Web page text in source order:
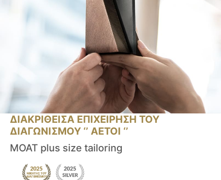
ΔΙΑΚΡΙΘΕΙΣΑ ΕΠΙΧΕΙΡΗΣΗ ΤΟΥ
ΔΙΑΓΩΝΙΣΜΟΥ ‘’ ΑΕΤΟΙ ‘’
MOAT plus size tailoring